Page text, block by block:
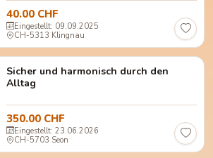
40.00 CHF
Eingestellt: 09.09.2025
CH-5313 Klingnau
Sicher und harmonisch durch den
Alltag
350.00 CHF
Eingestellt: 23.06.2026
CH-5703 Seon